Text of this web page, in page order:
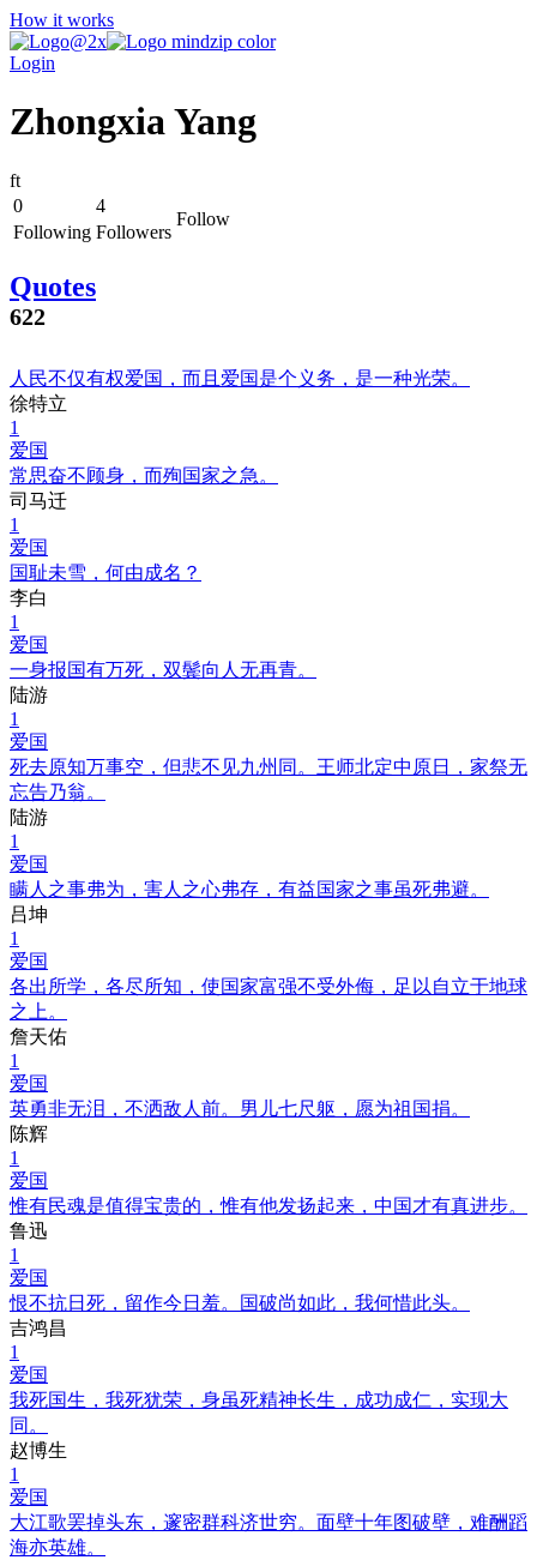
How it works
Login
Zhongxia Yang
ft
0
4
Follow
Following Followers
Quotes
622
人民不仅有权爱国，而且爱国是个义务，是一种光荣。
徐特立
1
爱国
常思奋不顾身，而殉国家之急。
司马迁
1
爱国
国耻未雪，何由成名？
李白
1
爱国
一身报国有万死，双鬓向人无再青。
陆游
1
爱国
死去原知万事空，但悲不见九州同。王师北定中原日，家祭无
忘告乃翁。
陆游
1
爱国
瞒人之事弗为，害人之心弗存，有益国家之事虽死弗避。
吕坤
1
爱国
各出所学，各尽所知，使国家富强不受外侮，足以自立于地球
之上。
詹天佑
1
爱国
英勇非无泪，不洒敌人前。男儿七尺躯，愿为祖国捐。
陈辉
1
爱国
惟有民魂是值得宝贵的，惟有他发扬起来，中国才有真进步。
鲁迅
1
爱国
恨不抗日死，留作今日羞。国破尚如此，我何惜此头。
吉鸿昌
1
爱国
我死国生，我死犹荣，身虽死精神长生，成功成仁，实现大
同。
赵博生
1
爱国
大江歌罢掉头东，邃密群科济世穷。面壁十年图破壁，难酬蹈
海亦英雄。